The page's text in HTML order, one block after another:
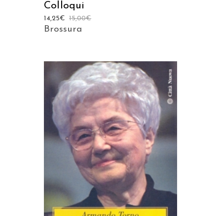
Colloqui
15,00€
14,25€
Brossura
AGGIUNGI AL CARRELLO